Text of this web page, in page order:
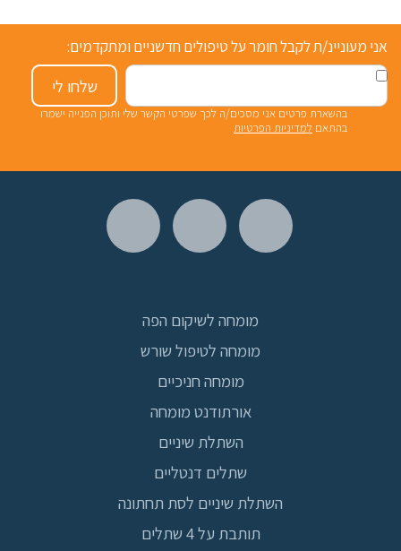
אני מעוניינ/ת לקבל חומר על טיפולים חדשניים ומתקדמים:
שלחו לי
בהשארת פרטים אני מסכים/ה לכך שפרטי הקשר שלי ותוכן הפנייה ישמרו
בהתאם למדיניות הפרטיות
מומחה לשיקום הפה
מומחה לטיפול שורש
מומחה חניכיים
אורתודנט מומחה
השתלת שיניים
שתלים דנטליים
השתלת שיניים לסת תחתונה
תותבת על 4 שתלים